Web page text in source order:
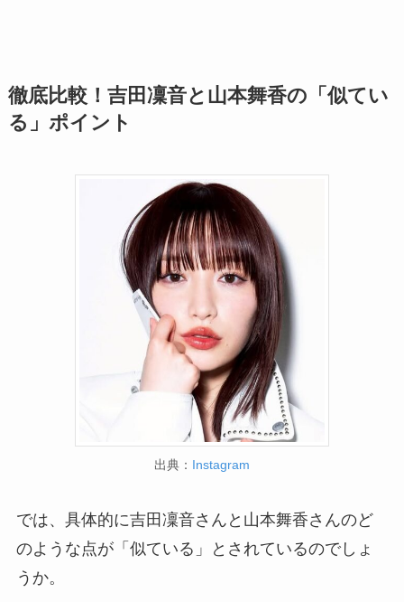
徹底比較！吉田凜音と山本舞香の「似てい
る」ポイント
出典： Instagram
では、具体的に吉田凜音さんと山本舞香さんのど
のような点が「似ている」とされているのでしょ
うか。